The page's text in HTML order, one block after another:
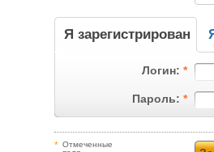
Я зарегистрирован
Логин: *
Пароль: *
* Отмеченные